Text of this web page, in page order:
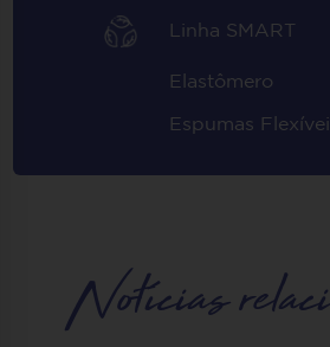
Linha SMART
Elastômero
Espumas
Notícias